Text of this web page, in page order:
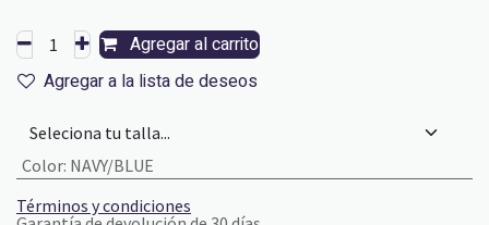
Agregar al carrito
Agregar a la lista de deseos
Color: NAVY/BLUE
Términos y condiciones